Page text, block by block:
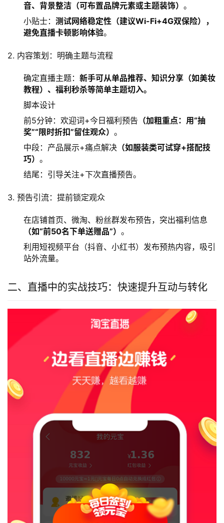
音、背景整洁（可布置品牌元素或主题装饰） 。
小贴士： 测试网络稳定性（建议Wi-Fi+4G双保险），
避免直播卡顿影响体验。
2. 内容策划：明确主题与流程
确定直播主题： 新手可从单品推荐、知识分享（如美妆
教程）、福利秒杀等简单主题切入。
脚本设计
前5分钟：欢迎词+今日福利预告 （加粗重点：用“抽
奖”“限时折扣”留住观众） 。
中段：产品展示+痛点解决 （如服装类可试穿+搭配技
巧） 。
结尾：引导关注+下次直播预告。
3. 预告引流：提前锁定观众
在店铺首页、微淘、粉丝群发布预告，突出福利信息
（如“前50名下单送赠品”） 。
利用短视频平台（抖音、小红书）发布预热内容，吸引
站外流量。
二、直播中的实战技巧：快速提升互动与转化